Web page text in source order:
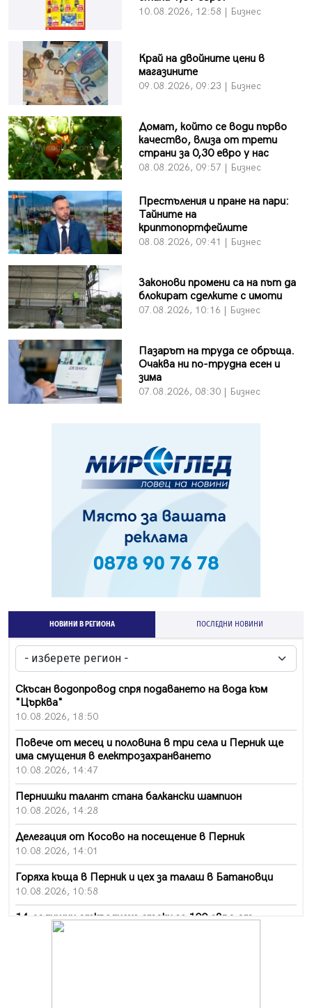
10.08.2026, 12:58 | Бизнес
Край на двойните цени в
магазините
09.08.2026, 09:23 | Бизнес
Домат, който се води първо
качество, влиза от трети
страни за 0,30 евро у нас
08.08.2026, 09:57 | Бизнес
Престъления и пране на пари:
Тайните на
криптопортфейлите
08.08.2026, 09:41 | Бизнес
Законови промени са на път да
блокират сделките с имоти
07.08.2026, 10:16 | Бизнес
Пазарът на труда се обръща.
Очаква ни по-трудна есен и
зима
07.08.2026, 08:30 | Бизнес
НОВИНИ В РЕГИОНА ПОСЛЕДНИ НОВИНИ
Скъсан водопровод спря подаването на вода към
"Църква"
10.08.2026, 18:50
Повече от месец и половина в три села и Перник ще
има смущения в електрозахранването
10.08.2026, 14:47
Пернишки талант стана балкански шампион
10.08.2026, 14:28
Делегация от Косово на посещение в Перник
10.08.2026, 14:01
Горяха къща в Перник и цех за талаш в Батановци
10.08.2026, 10:58
14-годишни откраднаха стоки за 100 евро от
хипермаркет в Перник